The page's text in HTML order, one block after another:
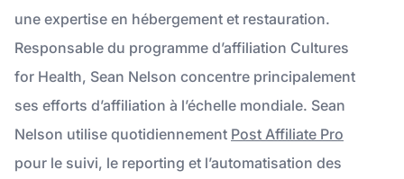
une expertise en hébergement et restauration.
Responsable du programme d’affiliation Cultures
for Health, Sean Nelson concentre principalement
ses efforts d’affiliation à l’échelle mondiale. Sean
Nelson utilise quotidiennement Post Affiliate Pro
pour le suivi, le reporting et l’automatisation des